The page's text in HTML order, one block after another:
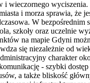
i wieczornego wyciszenia.
i morza sprawia, że
W bezpośrednim
szkoły oraz uczelnie
na mapie Gdyni
się niezależnie od
charakter
- szybki
a także bliskość